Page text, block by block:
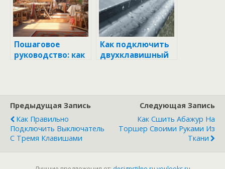
Пошаговое
руководство: как
Как подключить
двухклавишный
Предыдущая Запись
Как Правильно
Подключить Выключатель
С Тремя Клавишами
Следующая Запись
Как Сшить Абажур На
Торшер Своими Руками Из
Ткани